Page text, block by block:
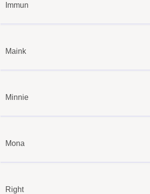
Immun
Maink
Minnie
Mona
Right